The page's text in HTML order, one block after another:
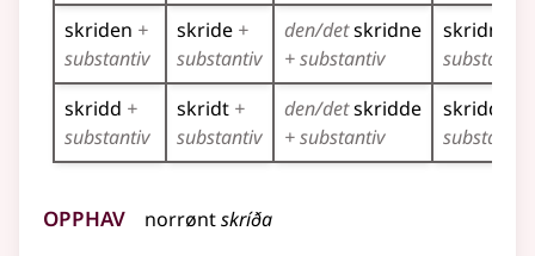
skriden +
substantiv
skride +
substantiv
den/detskridne
+ substantiv
skridne
substantiv
skridd +
substantiv
skridt +
substantiv
den/detskridde
+ substantiv
skridde
substantiv
Opphav norrøntskríða